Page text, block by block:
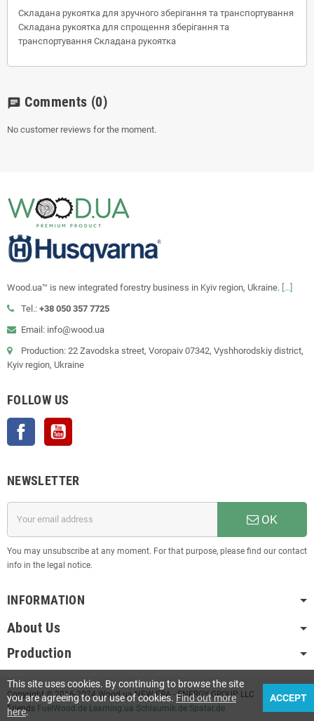
Складана рукоятка для зручного зберігання та транспортування
Складана рукоятка для спрощення зберігання та
транспортування Складана рукоятка
chat Comments (0)
No customer reviews for the moment.
Wood.ua™ is new integrated forestry business in Kyiv region, Ukraine. [...]
Tel.: +38 050 357 7725
Email: info@wood.ua
Production: 22 Zavodska street, Voropaiv 07342, Vyshhorodskiy district,
Kyiv region, Ukraine
FOLLOW US
Facebook
NEWSLETTER
OK
You may unsubscribe at any moment. For that purpose, please find our contact
info in the legal notice.
INFORMATION
About Us
Production
Copyright © 2016-2024 Wood.ua NEW ERA - ENERGY GROUP LLC
Friends FuelWood.de Learning.ua Schlaumik.de Spatar.de
This site uses cookies. By continuing to browse the site
you are agreeing to our use of cookies.Find out more
here.
ACCEPT